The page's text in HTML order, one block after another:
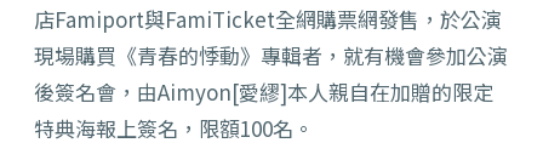
店Famiport與FamiTicket全網購票網發售，於公演
現場購買《青春的悸動》 專輯者，就有機會參加公演
後簽名會，由Aimyon[愛繆]本人親自在加贈的限定
特典海報上簽名，限額100名。